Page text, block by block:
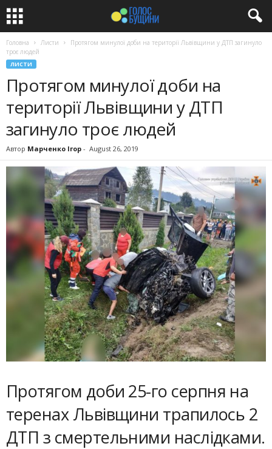
Головна Листи
Протягом минулої доби на території Львівщини у ДТП загинуло
троє людей
ЛИСТИ
Протягом минулої доби на
території Львівщини у ДТП
загинуло троє людей
Автор Марченко Ігор - August 26, 2019
Протягом доби 25-го серпня на
теренах Львівщини трапилось 2
ДТП з смертельними наслідками.